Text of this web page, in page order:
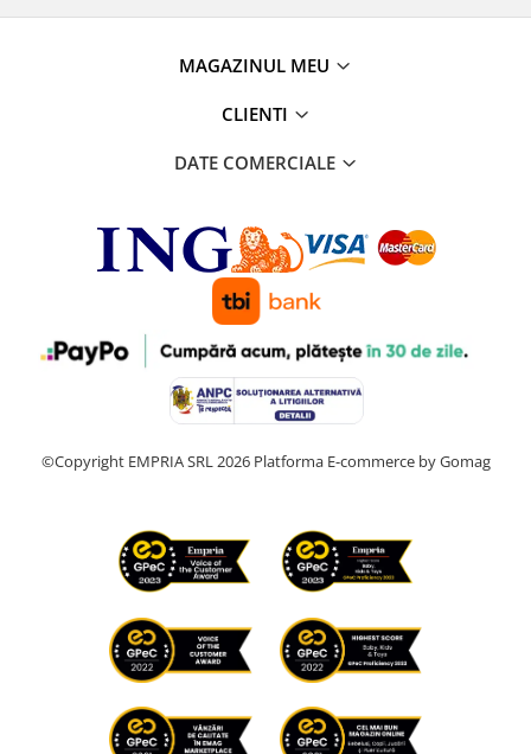
MAGAZINUL MEU
CLIENTI
DATE COMERCIALE
©Copyright EMPRIA SRL 2026 Platforma E-commerce by Gomag